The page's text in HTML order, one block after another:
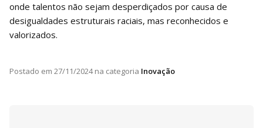
onde talentos não sejam desperdiçados por causa de
desigualdades estruturais raciais, mas reconhecidos e
valorizados.
Postado em 27/11/2024na categoria Inovação